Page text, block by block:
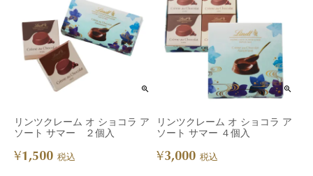
リンツクレーム オ ショコラ ア
ソート サマー ２個入
¥1,500 税込
リンツクレーム オ ショコラ ア
ソート サマー ４個入
¥3,000 税込